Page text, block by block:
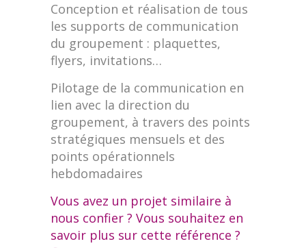
Conception et réalisation de tous
les supports de communication
du groupement : plaquettes,
flyers, invitations…
Pilotage de la communication en
lien avec la direction du
groupement, à travers des points
stratégiques mensuels et des
points opérationnels
hebdomadaires
Vous avez un projet similaire à
nous confier ? Vous souhaitez en
savoir plus sur cette référence ?